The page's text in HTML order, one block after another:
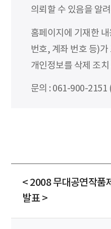
의뢰할 수 있음을 알
홈페이지에 기재한
번호, 계좌 번호 등)
개인정보를 삭제 조
문의 : 061-900-2151
< 2008 무대공연작품
발표 >